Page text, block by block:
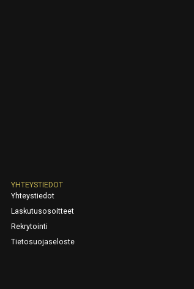
YHTEYSTIEDOT
Yhteystiedot
Laskutusosoitteet
Rekrytointi
Tietosuojaseloste